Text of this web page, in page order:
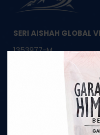
SERI AISHAH GLOBAL
1353977-M
HQ Pembekal Garam
22, Jalan Apollo U5/191,
Bandar Pinggiran Subang,
40150 Shah Alam,